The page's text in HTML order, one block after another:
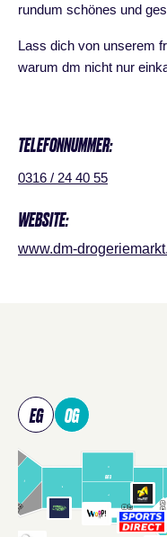
rundum schönes und
Lass dich von unserem
warum dm nicht nur
TELEFONNUMMER:
0316 / 24 40 55
WEBSITE:
www.dm-
EG OG